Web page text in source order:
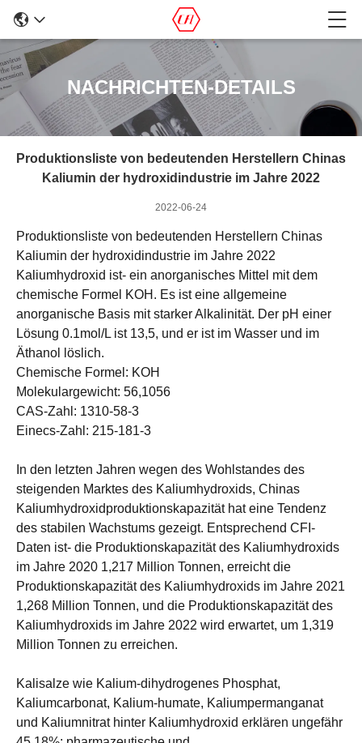
NACHRICHTEN-DETAILS
Produktionsliste von bedeutenden Herstellern Chinas
Kaliumin der hydroxidindustrie im Jahre 2022
2022-06-24
Produktionsliste von bedeutenden Herstellern Chinas
Kaliumin der hydroxidindustrie im Jahre 2022
Kaliumhydroxid ist- ein anorganisches Mittel mit dem
chemische Formel KOH. Es ist eine allgemeine
anorganische Basis mit starker Alkalinität. Der pH einer
Lösung 0.1mol/L ist 13,5, und er ist im Wasser und im
Äthanol löslich.
Chemische Formel: KOH
Molekulargewicht: 56,1056
CAS-Zahl: 1310-58-3
Einecs-Zahl: 215-181-3
In den letzten Jahren wegen des Wohlstandes des
steigenden Marktes des Kaliumhydroxids, Chinas
Kaliumhydroxidproduktionskapazität hat eine Tendenz
des stabilen Wachstums gezeigt. Entsprechend CFI-
Daten ist- die Produktionskapazität des Kaliumhydroxids
im Jahre 2020 1,217 Million Tonnen, erreicht die
Produktionskapazität des Kaliumhydroxids im Jahre 2021
1,268 Million Tonnen, und die Produktionskapazität des
Kaliumhydroxids im Jahre 2022 wird erwartet, um 1,319
Million Tonnen zu erreichen.
Kalisalze wie Kalium-dihydrogenes Phosphat,
Kaliumcarbonat, Kalium-humate, Kaliumpermanganat
und Kaliumnitrat hinter Kaliumhydroxid erklären ungefähr